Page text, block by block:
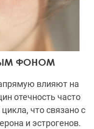
ФОНОМ
влияют на
отечность часто
что связано с
и эстрогенов.